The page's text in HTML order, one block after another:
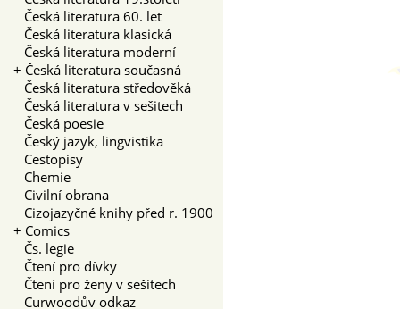
Česká literatura 60. let
Česká literatura klasická
Česká literatura moderní
+ Česká literatura současná
Česká literatura středověká
Česká literatura v sešitech
Česká poesie
Český jazyk, lingvistika
Cestopisy
Chemie
Civilní obrana
Cizojazyčné knihy před r. 1900
+ Comics
Čs. legie
Čtení pro dívky
Čtení pro ženy v sešitech
Curwoodův odkaz